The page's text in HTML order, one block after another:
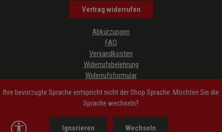
Vertrag widerrufen
Abkürzungen
FAQ
Versandkosten
Widerrufsbelehrung
Widerrufsformular
AGB
Impressum
Hinweise zur Barrierefreiheit
Cookie-Einstellungen
Ihre bevorzugte Sprache entspricht nicht der Shop Sprache. Möchten Sie die
Sprache wechseln?
Ignorieren Wechseln
Werkzeugleiste anzeigen